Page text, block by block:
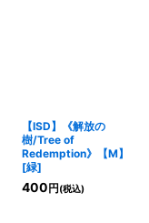
【ISD】《解放の
樹/Tree of
Redemption》【M】
[緑]
400 円 (税込)